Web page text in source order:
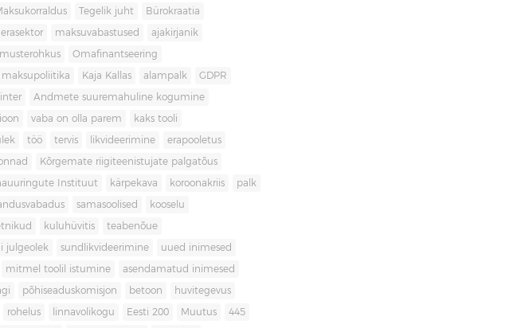
Tegelik juht Bürokraatia
erasektor maksuvabastused ajakirjanik
Omafinantseering
maksupoliitika Kaja Kallas alampalk GDPR
Andmete suuremahuline kogumine
vaba on olla parem kaks tooli
töö tervis likvideerimine erapooletus
Kõrgemate riigiteenistujate palgatõus
Instituut kärpekava koroonakriis palk
samasoolised kooselu
kuluhüvitis teabenõue
julgeolek sundlikvideerimine uued inimesed
mitmel toolil istumine asendamatud inimesed
põhiseaduskomisjon betoon huvitegevus
rohelus linnavolikogu Eesti 200 Muutus 445